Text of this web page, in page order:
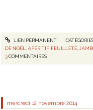
LIEN PERMANENT
DE NOËL
,APÉRITIF, FEUILLETÉ
3COMMENTAIRES
mercredi 12 novembre 2014